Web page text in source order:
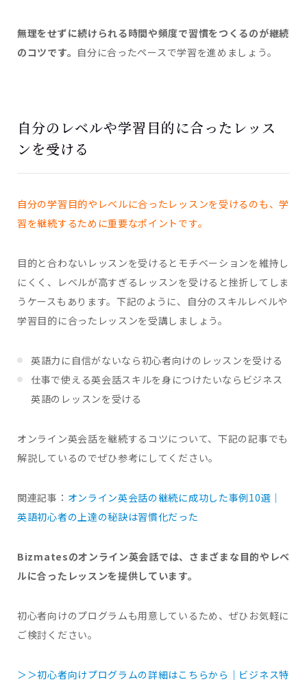
無理をせずに続けられる時間や頻度で習慣をつくるのが継続
のコツです。 自分に合ったペースで学習を進めましょう。
自分のレベルや学習目的に合ったレッス
ンを受ける
自分の学習目的やレベルに合ったレッスンを受けるのも、学
習を継続するために重要なポイントです。
目的と合わないレッスンを受けるとモチベーションを維持し
にくく、レベルが高すぎるレッスンを受けると挫折してしま
うケースもあります。下記のように、自分のスキルレベルや
学習目的に合ったレッスンを受講しましょう。
英語力に自信がないなら初心者向けのレッスンを受ける
仕事で使える英会話スキルを身につけたいならビジネス
英語のレッスンを受ける
オンライン英会話を継続するコツについて、下記の記事でも
解説しているのでぜひ参考にしてください。
関連記事： オンライン英会話の継続に成功した事例10選｜
英語初心者の上達の秘訣は習慣化だった
Bizmatesのオンライン英会話では、さまざまな目的やレベ
ルに合ったレッスンを提供しています。
初心者向けのプログラムも用意しているため、ぜひお気軽に
ご検討ください。
＞＞初心者向けプログラムの詳細はこちらから｜ビジネス特